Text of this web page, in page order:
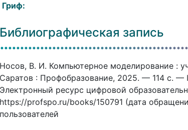
Гриф:
Библиографическая запись
Носов, В. И. Компьютерное моделирование :
Саратов : Профобразование, 2025. — 114 c.
Электронный ресурс цифровой
https://profspo.ru/books/150791 (дата
пользователей